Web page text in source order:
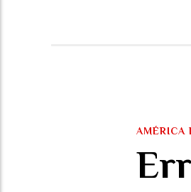
AMÉRICA